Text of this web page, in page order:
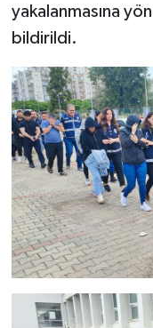
yakalanmasına
bildirildi.